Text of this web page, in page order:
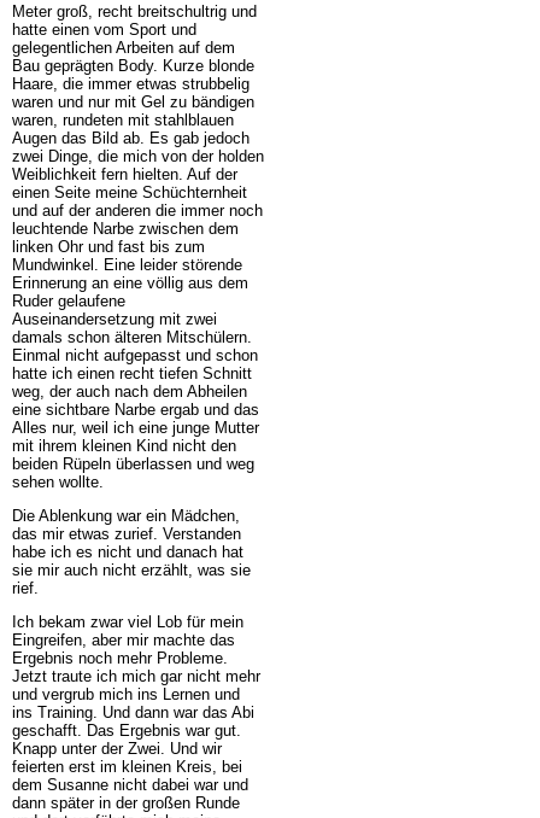
Meter groß, recht breitschultrig und
hatte einen vom Sport und
gelegentlichen Arbeiten auf dem
Bau geprägten Body. Kurze blonde
Haare, die immer etwas strubbelig
waren und nur mit Gel zu bändigen
waren, rundeten mit stahlblauen
Augen das Bild ab. Es gab jedoch
zwei Dinge, die mich von der holden
Weiblichkeit fern hielten. Auf der
einen Seite meine Schüchternheit
und auf der anderen die immer noch
leuchtende Narbe zwischen dem
linken Ohr und fast bis zum
Mundwinkel. Eine leider störende
Erinnerung an eine völlig aus dem
Ruder gelaufene
Auseinandersetzung mit zwei
damals schon älteren Mitschülern.
Einmal nicht aufgepasst und schon
hatte ich einen recht tiefen Schnitt
weg, der auch nach dem Abheilen
eine sichtbare Narbe ergab und das
Alles nur, weil ich eine junge Mutter
mit ihrem kleinen Kind nicht den
beiden Rüpeln überlassen und weg
sehen wollte.
Die Ablenkung war ein Mädchen,
das mir etwas zurief. Verstanden
habe ich es nicht und danach hat
sie mir auch nicht erzählt, was sie
rief.
Ich bekam zwar viel Lob für mein
Eingreifen, aber mir machte das
Ergebnis noch mehr Probleme.
Jetzt traute ich mich gar nicht mehr
und vergrub mich ins Lernen und
ins Training. Und dann war das Abi
geschafft. Das Ergebnis war gut.
Knapp unter der Zwei. Und wir
feierten erst im kleinen Kreis, bei
dem Susanne nicht dabei war und
dann später in der großen Runde